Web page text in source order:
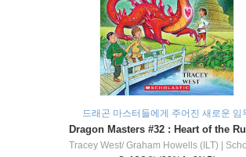
드래곤 마스터들에게 주어진 새로운 임
Tracey West/ Graham Howells (ILT)